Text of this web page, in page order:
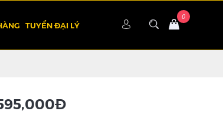
TUYỂN ĐẠI LÝ